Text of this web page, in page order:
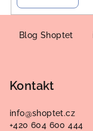
Blog Shoptet
Kontakt
info@shoptet.cz
+420 604 600 444